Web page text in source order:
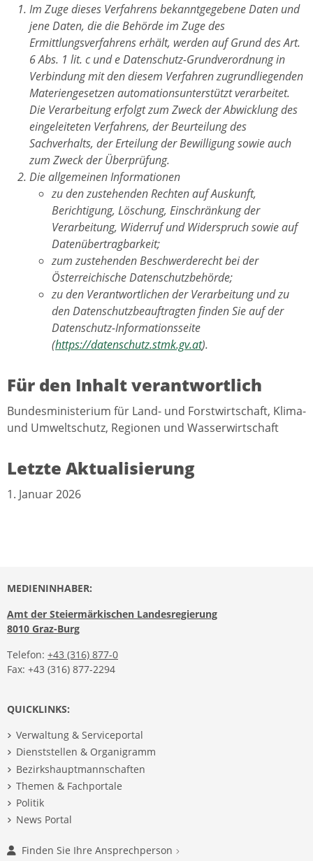
Im Zuge dieses Verfahrens bekanntgegebene Daten und
jene Daten, die die Behörde im Zuge des
Ermittlungsverfahrens erhält, werden auf Grund des Art.
6 Abs. 1 lit. c und e Datenschutz-Grundverordnung in
Verbindung mit den diesem Verfahren zugrundliegenden
Materiengesetzen automationsunterstützt verarbeitet.
Die Verarbeitung erfolgt zum Zweck der Abwicklung des
eingeleiteten Verfahrens, der Beurteilung des
Sachverhalts, der Erteilung der Bewilligung sowie auch
zum Zweck der Überprüfung.
Die allgemeinen Informationen
zu den zustehenden Rechten auf Auskunft,
Berichtigung, Löschung, Einschränkung der
Verarbeitung, Widerruf und Widerspruch sowie auf
Datenübertragbarkeit;
zum zustehenden Beschwerderecht bei der
Österreichische Datenschutzbehörde;
zu den Verantwortlichen der Verarbeitung und zu
den Datenschutzbeauftragten finden Sie auf der
Datenschutz-Informationsseite
(https://datenschutz.stmk.gv.at).
Für den Inhalt verantwortlich
Bundesministerium für Land- und Forstwirtschaft, Klima-
und Umweltschutz, Regionen und Wasserwirtschaft
Letzte Aktualisierung
1. Januar 2026
MEDIENINHABER:
Amt der Steiermärkischen Landesregierung
8010 Graz-Burg
Telefon: +43 (316) 877-0
Fax: +43 (316) 877-2294
QUICKLINKS:
Verwaltung & Serviceportal
Dienststellen & Organigramm
Bezirkshauptmannschaften
Themen & Fachportale
Politik
News Portal
Finden Sie Ihre Ansprechperson